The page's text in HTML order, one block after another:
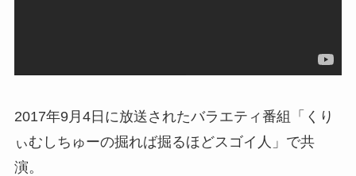
2017年9月4日に放送されたバラエティ番組「くり
ぃむしちゅーの掘れば掘るほどスゴイ人」で共
演。